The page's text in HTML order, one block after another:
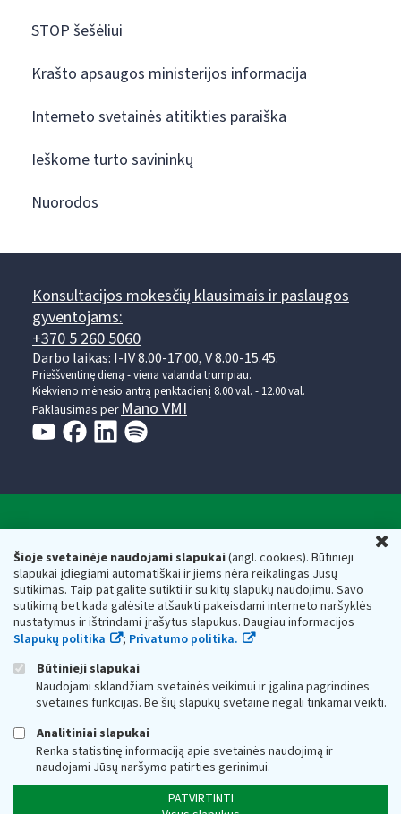
Šioje svetainėje naudojami slapukai(angl. cookies). Būtinieji
slapukai įdiegiami automatiškai ir jiems nėra reikalingas Jūsų
sutikimas. Taip pat galite sutikti ir su kitų slapukų naudojimu. Savo
sutikimą bet kada galėsite atšaukti pakeisdami interneto naršyklės
nustatymus ir ištrindami įrašytus slapukus. Daugiau informacijos
Slapukų politika
; Privatumo politika.
Būtinieji slapukai
Naudojami sklandžiam svetainės veikimui ir įgalina pagrindines
svetainės funkcijas. Be šių slapukų svetainė negali tinkamai veikti.
Analitiniai slapukai
Renka statistinę informaciją apie svetainės naudojimą ir
naudojami Jūsų naršymo patirties gerinimui.
PATVIRTINTI
STOP šešėliui
Krašto apsaugos ministerijos informacija
Interneto svetainės atitikties paraiška
Ieškome turto savininkų
Nuorodos
Konsultacijos mokesčių klausimais ir paslaugos
gyventojams:
+370 5 260 5060
Darbo laikas: I-IV 8.00-17.00, V 8.00-15.45.
Prieššventinę dieną - viena valanda trumpiau.
Kiekvieno mėnesio antrą penktadienį 8.00 val. - 12.00 val.
Paklausimas per Mano VMI
Respublikos finansų ministerijos
Biudžetinė įstaiga. Juridinio asmens kodas — 188659752,
adresas: Vasario 16-osios g. 14, 01107 Vilnius, Lietuva, el.paštas:
vmi@vmi.lt, E. pristatymo dėžutės adresas 188659752
Duomenys apie Valstybinę mokesčių inspekciją prie Lietuvos
Respublikos finansų ministerijos kaupiami ir saugomi Juridinių